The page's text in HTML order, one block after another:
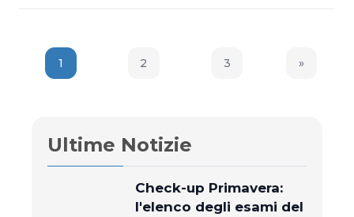
1 2 3 Next
»
Ultime Notizie
Check-up Primavera:
l'elenco degli esami del